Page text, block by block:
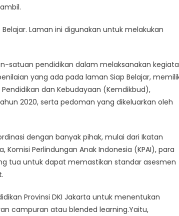
Laman ini digunakan untuk melakukan
satuan pendidikan dalam melaksanakan
yang ada pada laman Siap Belajar,
dan Kebudayaan (Kemdikbud),
2020, serta pedoman yang dikeluarkan oleh
dengan banyak pihak, mulai dari Ikatan
Komisi Perlindungan Anak Indonesia (KPAI), para
tua untuk dapat memastikan standar asesmen
Provinsi DKI Jakarta untuk menentukan
campuran atau blended learning.Yaitu,